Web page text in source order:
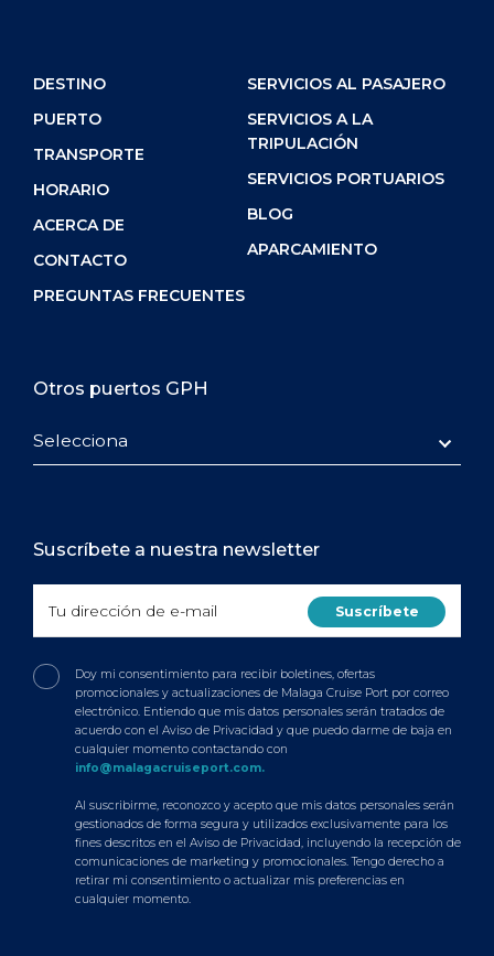
DESTINO
PUERTO
TRANSPORTE
HORARIO
ACERCA DE
CONTACTO
PREGUNTAS FRECUENTES
SERVICIOS AL PASAJERO
SERVICIOS A LA
TRIPULACIÓN
SERVICIOS PORTUARIOS
BLOG
APARCAMIENTO
Otros puertos GPH
Selecciona
Suscríbete a nuestra newsletter
Doy mi consentimiento para recibir boletines, ofertas
promocionales y actualizaciones de Malaga Cruise Port por correo
electrónico. Entiendo que mis datos personales serán tratados de
acuerdo con el Aviso de Privacidad y que puedo darme de baja en
cualquier momento contactando con
info@malagacruiseport.com.
Al suscribirme, reconozco y acepto que mis datos personales serán
gestionados de forma segura y utilizados exclusivamente para los
fines descritos en el Aviso de Privacidad, incluyendo la recepción de
comunicaciones de marketing y promocionales. Tengo derecho a
retirar mi consentimiento o actualizar mis preferencias en
cualquier momento.